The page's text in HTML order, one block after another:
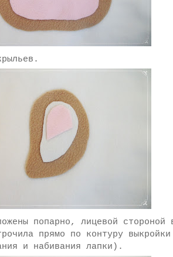
попарно, лицевой стороной
прямо по контуру
и набивания лапки).